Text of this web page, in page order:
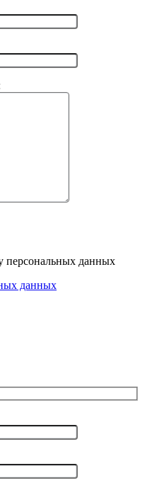
персональных данных
данных